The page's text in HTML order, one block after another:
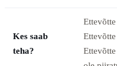
Kes saab
teha?